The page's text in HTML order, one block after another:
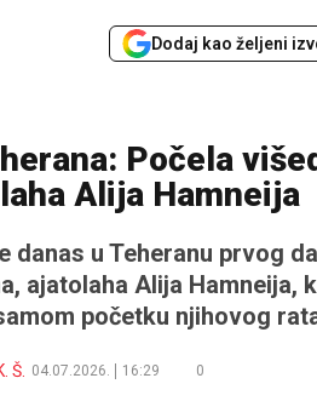
Dodaj kao željeni
Počela
Alija Hamneija
u Teheranu prvog
ajatolaha Alija Hamneija,
početku njihovog
Š. 04.07.2026. 16:29 0